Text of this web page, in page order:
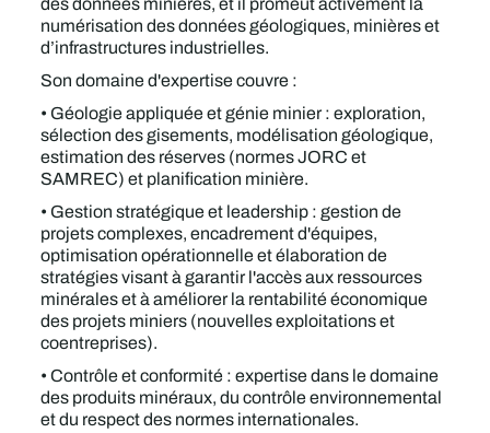
numérisation des données géologiques, minières et
d’infrastructures industrielles.
Son domaine d'expertise couvre :
• Géologie appliquée et génie minier : exploration,
sélection des gisements, modélisation géologique,
estimation des réserves (normes JORC et
SAMREC) et planification minière.
• Gestion stratégique et leadership : gestion de
projets complexes, encadrement d'équipes,
optimisation opérationnelle et élaboration de
stratégies visant à garantir l'accès aux ressources
minérales et à améliorer la rentabilité économique
des projets miniers (nouvelles exploitations et
coentreprises).
• Contrôle et conformité : expertise dans le domaine
des produits minéraux, du contrôle environnemental
et du respect des normes internationales.